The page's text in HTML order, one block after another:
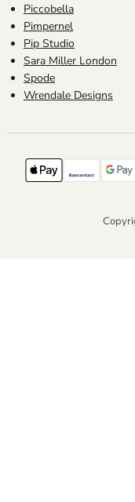
Piccobella
Pimpernel
Pip Studio
Sara Miller London
Spode
Wrendale Designs